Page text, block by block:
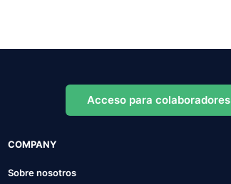
Acceso para colaboradores
COMPANY
Sobre nosotros